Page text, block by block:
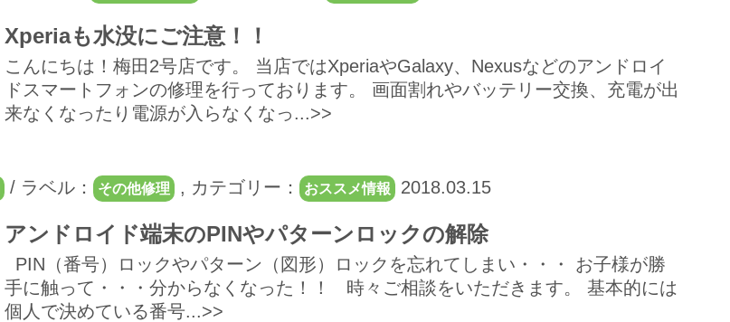
Xperiaも水没にご注意！！
こんにちは！梅田2号店です。 当店ではXperiaやGalaxy、Nexusなどのアンドロイ
ドスマートフォンの修理を行っております。 画面割れやバッテリー交換、充電が出
来なくなったり電源が入らなくなっ...>>
/ ラベル： その他修理 , カテゴリー： おススメ情報 2018.03.15
アンドロイド端末のPINやパターンロックの解除
PIN（番号）ロックやパターン（図形）ロックを忘れてしまい・・・ お子様が勝
手に触って・・・分からなくなった！！ 時々ご相談をいただきます。 基本的には
個人で決めている番号...>>